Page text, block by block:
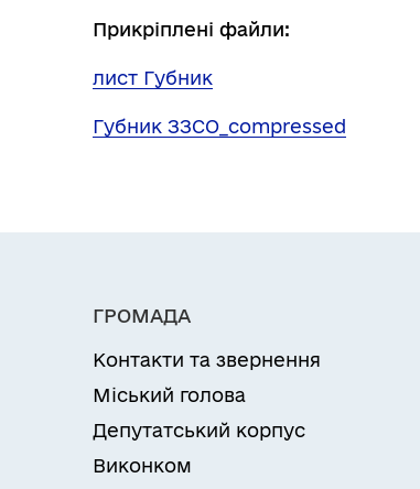
Прикріплені файли:
лист Губник
Губник ЗЗСО_compressed
ГРОМАДА
Контакти та звернення
Міський голова
Депутатський корпус
Виконком